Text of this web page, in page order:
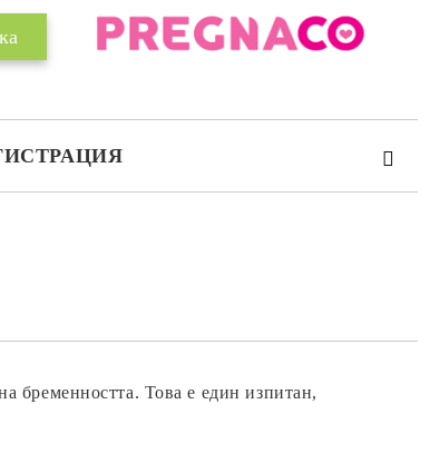
бременността. Това е един изпитан,